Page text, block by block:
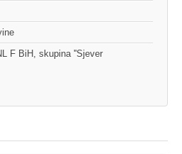
F BiH, skupina ''Sjever